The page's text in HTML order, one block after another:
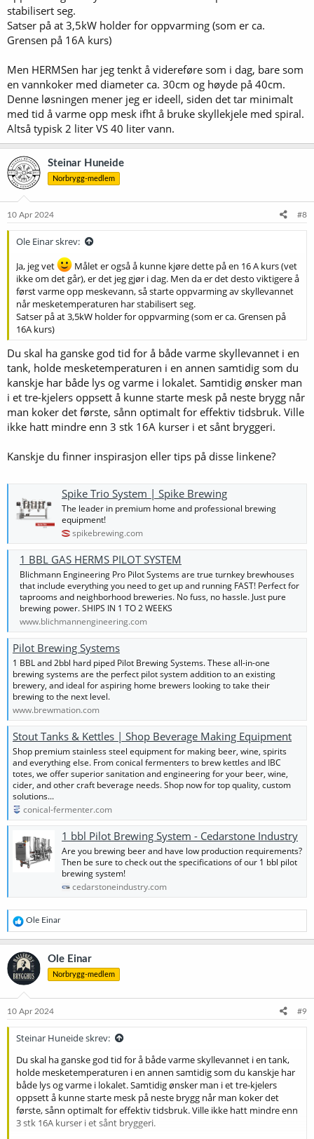
stabilisert seg.
Satser på at 3,5kW holder for oppvarming (som er ca.
Grensen på 16A kurs)
Men HERMSen har jeg tenkt å videreføre som i dag, bare som
en vannkoker med diameter ca. 30cm og høyde på 40cm.
Denne løsningen mener jeg er ideell, siden det tar minimalt
med tid å varme opp mesk ifht å bruke skyllekjele med spiral.
Altså typisk 2 liter VS 40 liter vann.
Steinar Huneide
Norbrygg-medlem
10 Apr 2024 #8
Ole Einar skrev:
Ja, jeg vet
Målet er også å kunne kjøre dette på en 16 A kurs (vet
ikke om det går), er det jeg gjør i dag. Men da er det desto viktigere å
først varme opp meskevann, så starte oppvarming av skyllevannet
når mesketemperaturen har stabilisert seg.
Satser på at 3,5kW holder for oppvarming (som er ca. Grensen på
16A kurs)
Du skal ha ganske god tid for å både varme skyllevannet i en
tank, holde mesketemperaturen i en annen samtidig som du
kanskje har både lys og varme i lokalet. Samtidig ønsker man
i et tre-kjelers oppsett å kunne starte mesk på neste brygg når
man koker det første, sånn optimalt for effektiv tidsbruk. Ville
ikke hatt mindre enn 3 stk 16A kurser i et sånt bryggeri.
Kanskje du finner inspirasjon eller tips på disse linkene?
Spike Trio System | Spike Brewing
The leader in premium home and professional brewing
equipment!
spikebrewing.com
1 BBL GAS HERMS PILOT SYSTEM
Blichmann Engineering Pro Pilot Systems are true turnkey brewhouses
that include everything you need to get up and running FAST! Perfect for
taprooms and neighborhood breweries. No fuss, no hassle. Just pure
brewing power. SHIPS IN 1 TO 2 WEEKS
www.blichmannengineering.com
Pilot Brewing Systems
1 BBL and 2bbl hard piped Pilot Brewing Systems. These all-in-one
brewing systems are the perfect pilot system addition to an existing
brewery, and ideal for aspiring home brewers looking to take their
brewing to the next level.
www.brewmation.com
Stout Tanks & Kettles | Shop Beverage Making Equipment
Shop premium stainless steel equipment for making beer, wine, spirits
and everything else. From conical fermenters to brew kettles and IBC
totes, we offer superior sanitation and engineering for your beer, wine,
cider, and other craft beverage needs. Shop now for top quality, custom
solutions...
conical-fermenter.com
1 bbl Pilot Brewing System - Cedarstone Industry
Are you brewing beer and have low production requirements?
Then be sure to check out the specifications of our 1 bbl pilot
brewing system!
cedarstoneindustry.com
R
e
a
k
s
j
o
e
Ole Einar
Ole Einar
Norbrygg-medlem
10 Apr 2024 #9
Steinar Huneide skrev:
Du skal ha ganske god tid for å både varme skyllevannet i en tank,
holde mesketemperaturen i en annen samtidig som du kanskje har
både lys og varme i lokalet. Samtidig ønsker man i et tre-kjelers
oppsett å kunne starte mesk på neste brygg når man koker det
første, sånn optimalt for effektiv tidsbruk. Ville ikke hatt mindre enn
3 stk 16A kurser i et sånt bryggeri.